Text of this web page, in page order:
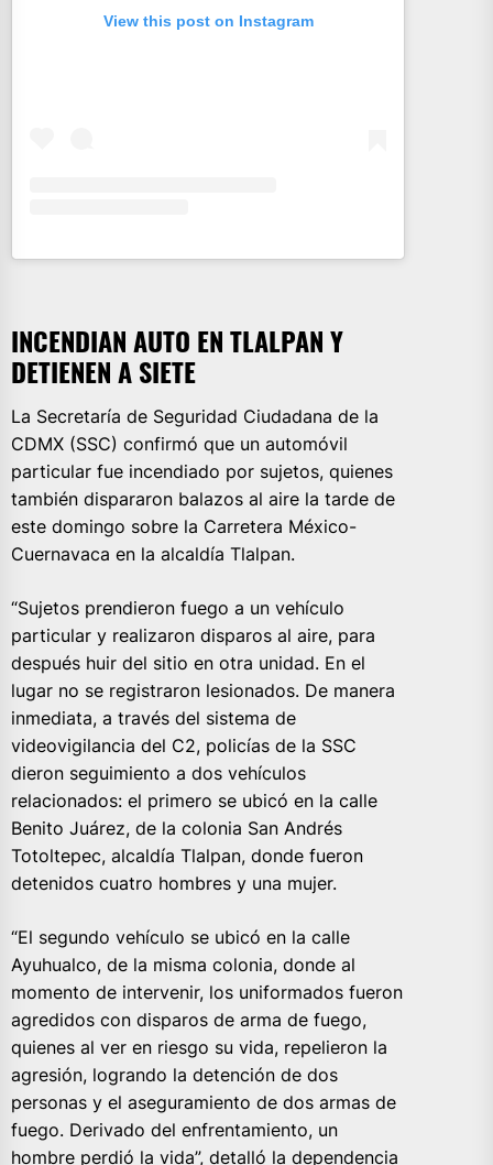
View this post on Instagram
INCENDIAN AUTO EN TLALPAN Y
DETIENEN A SIETE
La Secretaría de Seguridad Ciudadana de la
CDMX (SSC) confirmó que un automóvil
particular fue incendiado por sujetos, quienes
también dispararon balazos al aire la tarde de
este domingo sobre la Carretera México-
Cuernavaca en la alcaldía Tlalpan.
“Sujetos prendieron fuego a un vehículo
particular y realizaron disparos al aire, para
después huir del sitio en otra unidad. En el
lugar no se registraron lesionados. De manera
inmediata, a través del sistema de
videovigilancia del C2, policías de la SSC
dieron seguimiento a dos vehículos
relacionados: el primero se ubicó en la calle
Benito Juárez, de la colonia San Andrés
Totoltepec, alcaldía Tlalpan, donde fueron
detenidos cuatro hombres y una mujer.
“El segundo vehículo se ubicó en la calle
Ayuhualco, de la misma colonia, donde al
momento de intervenir, los uniformados fueron
agredidos con disparos de arma de fuego,
quienes al ver en riesgo su vida, repelieron la
agresión, logrando la detención de dos
personas y el aseguramiento de dos armas de
fuego. Derivado del enfrentamiento, un
hombre perdió la vida”, detalló la dependencia